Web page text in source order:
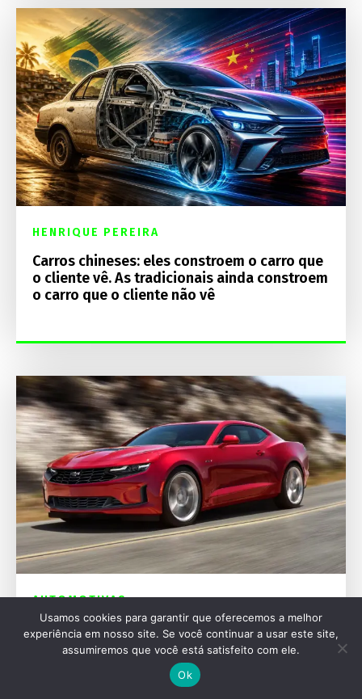
HENRIQUE PEREIRA
Carros chineses: eles constroem o carro que
o cliente vê. As tradicionais ainda constroem
o carro que o cliente não vê
AUTOMOTIVAS
Chevrolet Camaro pode voltar como sedã em
2029 e desafiar puristas
Usamos cookies para garantir que oferecemos a melhor
experiência em nosso site. Se você continuar a usar este site,
assumiremos que você está satisfeito com ele.
Ok